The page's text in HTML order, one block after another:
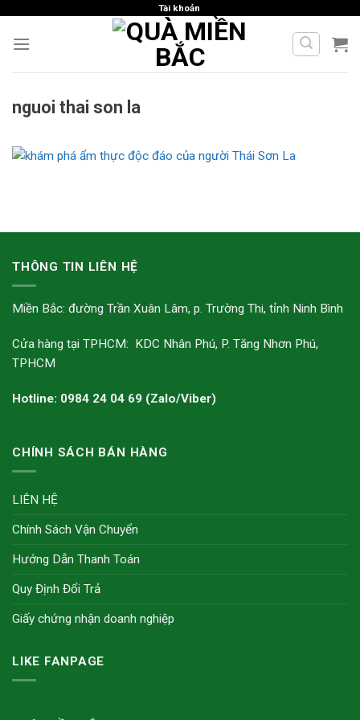
content
Tài khoản
nguoi thai son la
THÔNG TIN LIÊN HỆ
Miền Bắc: đường Trần Xuân Lâm, p. Trường Thi, tỉnh Ninh Bình
Cửa hàng tại TPHCM: KDC Nhân Phú, P. Tăng Nhơn Phú,
TPHCM
Hotline: 0984 24 04 69 (Zalo/Viber)
CHÍNH SÁCH BÁN HÀNG
LIÊN HỆ
Chính Sách Vận Chuyển
Hướng Dẫn Thanh Toán
Quy Định Đổi Trả
Giấy chứng nhận doanh nghiệp
LIKE FANPAGE